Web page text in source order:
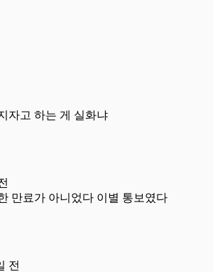
자고 하는 게 실화냐
만료가 아니었다 이별 통보였다
전